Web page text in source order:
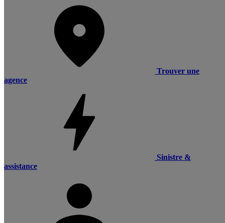
Trouver une
agence
Sinistre &
assistance